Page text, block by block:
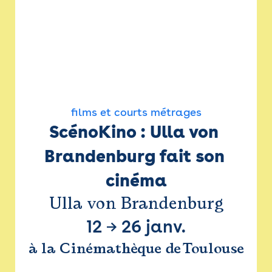
films et courts métrages
ScénoKino : Ulla von
Brandenburg fait son
cinéma
Ulla von Brandenburg
12 → 26 janv.
à la Cinémathèque de Toulouse